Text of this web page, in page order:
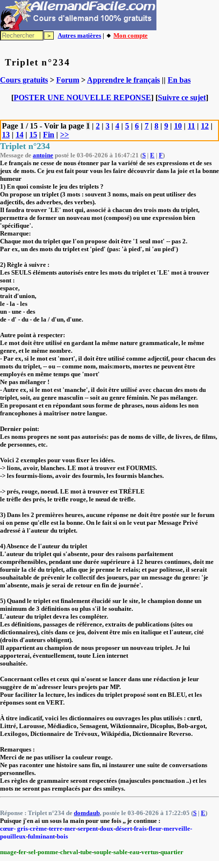
Autres matières | 🔸 Mon compte
Triplet n°234
Cours gratuits > Forum > Apprendre le français || En bas
[POSTER UNE NOUVELLE REPONSE] [Suivre ce sujet]
Page 1 / 15 - Voir la page 1 | 2 | 3 | 4 | 5 | 6 | 7 | 8 | 9 | 10 | 11 | 12 |
13 | 14 | 15 | Fin | >>
Triplet n°234
Message de antoine posté le 03-06-2026 à 16:47:21 (S | E | F)
Le français ne cesse de nous étonner par la variété de ses expressions et de ses
jeux de mots. Ce jeu est fait pour vous les faire découvrir dans la joie et la bonne
humeur
1) En quoi consiste le jeu des triplets ?
On propose un triplet (3 mots : souvent 3 noms, mais on peut utiliser des
adjectifs, des adverbes, des verbes).
Il faudra trouver 'LE' mot qui, associé à chacun des trois mots du triplet,
permettra de former un nouveau mot (composé) ou une expression bien
'spécifique'.
Remarque:
Chaque mot du triplet que l'on propose doit être '1 seul mot' -- pas 2.
Par ex, un des mots du triplet est 'pied' (pas: 'à pied', ni 'au pied')
2) Règle à suivre :
Les SEULS éléments autorisés entre les mots du triplet et 'LE' mot à trouver
sont :
espace,
trait d'union,
le - la - les
un - une - des
de - d' - du - de la / d'un, d'une.
Autre point à respecter:
Le mot doit être utilisé en gardant la même nature grammaticale, le même
genre, et le même nombre.
- Par ex, si le mot est 'mort', il doit être utilisé comme adjectif, pour chacun des
mots du triplet, -- ou -- comme nom, mais:morts, mortes ne peuvent être
employés en même temps que 'mort'
Ne pas mélanger !
- Autre ex, si le mot est 'manche', il doit être utilisé avec chacun des mots du
triplet, soit, au genre masculin -- soit au genre féminin. Ne pas mélanger.
En proposant et en répondant sous forme de phrases, nous aidons les non
francophones à maîtriser notre langue.
Dernier point:
Les noms propres ne sont pas autorisés: pas de noms de ville, de livres, de films,
de personnes, etc.
Voici 2 exemples pour vous fixer les idées.
-> lions, avoir, blanches. LE mot à trouver est FOURMIS.
-> les fourmis-lions, avoir des fourmis, les fourmis blanches.
-> prés, rouge, noeud. LE mot à trouver est TRÈFLE
le trèfle des prés, le trèfle rouge, le nœud de trèfle.
3) Dans les 2 premières heures, aucune réponse ne doit être postée sur le forum
si on pense qu'elle est la bonne. On le fait si on le veut par Message Privé
adressé à l'auteur du triplet.
4) Absence de l'auteur du triplet
L'auteur du triplet qui s'absente, pour des raisons parfaitement
compréhensibles, pendant une durée supérieure à 12 heures continues, doit me
fournir la clé du triplet, afin que je prenne le relais; et par politesse, il serait
souhaitable de prévenir le collectif des joueurs, par un message du genre: 'je
m'absente, mais je serai de retour en fin de journée'.
5) Quand le triplet est finalement élucidé sur le site, le champion donne un
minimum de 3 définitions ou plus s'il le souhaite.
L'auteur du triplet devra les compléter.
Les définitions, passages de référence, extraits de publications (sites ou
dictionnaires), cités dans ce jeu, doivent être mis en italique et l'auteur, cité
(droits d'auteurs obligent).
Il appartient au champion de nous proposer un nouveau triplet. Je lui
apporterai, éventuellement, toute Lien internet
souhaitée.
Concernant celles et ceux qui n'osent se lancer dans une rédaction je leur
suggère de m'adresser leurs projets par MP.
Pour faciliter la lecture, les indices du triplet proposé sont en BLEU, et les
réponses sont en VERT.
À titre indicatif, voici les dictionnaires ou ouvrages les plus utilisés : cnrtl,
Littré, Larousse, Médiadico, Sensagent, Wiktionnaire, Dicoplus, Bob-argot,
Lexilogos, Dictionnaire de Trévoux, Wikipédia, Dictionnaire Reverso.
Remarques :
Merci de ne pas utiliser la couleur rouge.
Ne pas raconter une histoire sans fin, ni instaurer une suite de conversations
personnelles.
Les règles de grammaire seront respectées (majuscules ponctuation ..) et les
mots ne seront pas remplacés par des smileys.
Réponse : Triplet n°234 de domdaub, postée le 03-06-2026 à 17:22:05 (S | E)
Puisque j'en ai un sous la main pour une fois ,, je continue :
cœur- gris-crème-terre-mer-serpent-doux-désert-frais-fleur-merveille-
pouilleux-fulminant-bois
nuage-fer-sel-pomme-cheval-tube-souple-sable-eau-vertus-quartier